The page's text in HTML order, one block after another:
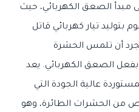
الصعق الكهربائي، حيث
بتوليد تيار كهربائي قاتل
أن تلمس الحشرة
بفعل الصعق الكهربائي. يعد
عالية الجودة التي
من الحشرات الطائرة، وهو